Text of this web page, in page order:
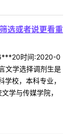
选或者说更看重
时间:2020-0
文学选择调剂生是
校，本科专业，
学与传媒学院，